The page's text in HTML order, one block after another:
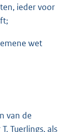
ieder voor
wet
van de
Tuerlings, als